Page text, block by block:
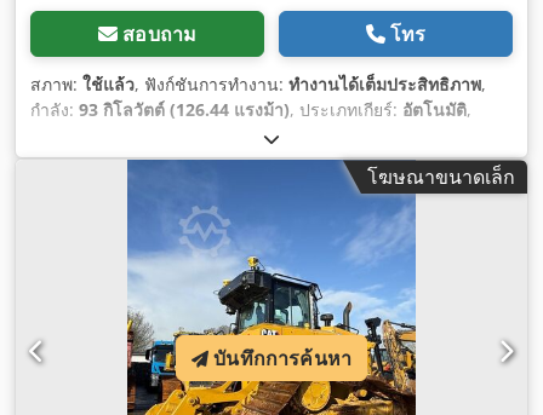
สอบถาม โทร
สภาพ: ใช้แล้ว, ฟังก์ชันการทำงาน: ทำงานได้เต็มประสิทธิภาพ,
กำลัง: 93 กิโลวัตต์ (126.44 แรงม้า), ประเภทเกียร์: อัตโนมัติ,
, น้ำหนักเปล่า:
งาน:12,600 กก., การกำหนดค่าของเพลา:4x4, การลงทะเบียน
, ชั่วโมงการทำงาน: 17,762 h,
, อุปกรณ์:ขับเคลื่อนทุกล้อ, งาสำหรับยกพาเลท
โฆษณาขนาดเล็ก
บันทึกการค้นหา